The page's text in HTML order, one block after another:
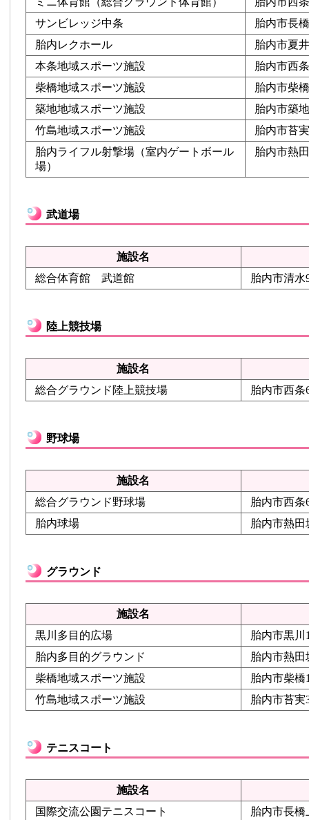
サンビレッジ中条
胎内市長
胎内レクホール
胎内市夏
本条地域スポーツ施設
胎内市西
柴橋地域スポーツ施設
胎内市柴
築地地域スポーツ施設
胎内市築
竹島地域スポーツ施設
胎内市苔
胎内ライフル射撃場（室内ゲートボール
場）
胎内市熱
武道場
施設名
総合体育館 武道館
胎内市清水
陸上競技場
施設名
総合グラウンド陸上競技場
胎内市西条
野球場
施設名
総合グラウンド野球場
胎内市西条
胎内球場
胎内市熱田
グラウンド
施設名
黒川多目的広場
胎内市黒川
胎内多目的グラウンド
胎内市熱田
柴橋地域スポーツ施設
胎内市柴橋
竹島地域スポーツ施設
胎内市苔実
テニスコート
施設名
国際交流公園テニスコート
胎内市長橋